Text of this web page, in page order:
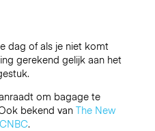
dag of als je niet komt
gerekend gelijk aan het
om bagage te
bekend van The New
CNBC.